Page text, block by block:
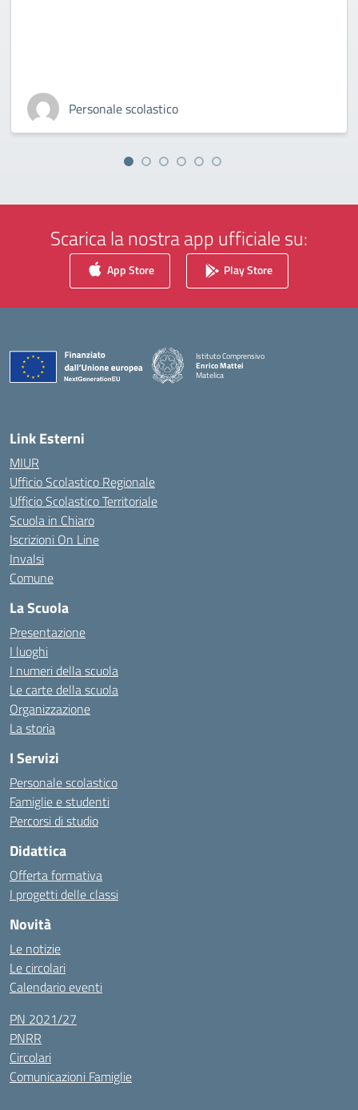
Personale scolastico
Scarica la nostra app ufficiale su:
App Store Play Store
Istituto Comprensivo
Enrico Mattei
Matelica
Link Esterni
MIUR
Ufficio Scolastico Regionale
Ufficio Scolastico Territoriale
Scuola in Chiaro
Iscrizioni On Line
Invalsi
Comune
La Scuola
Presentazione
I luoghi
I numeri della scuola
Le carte della scuola
Organizzazione
La storia
I Servizi
Personale scolastico
Famiglie e studenti
Percorsi di studio
Didattica
Offerta formativa
I progetti delle classi
Novità
Le notizie
Le circolari
Calendario eventi
PN 2021/27
PNRR
Circolari
Comunicazioni Famiglie